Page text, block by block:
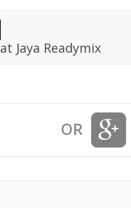
Jaya Readymix
OR